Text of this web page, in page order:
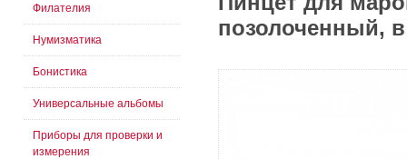
позолоченный,
Филателия
Нумизматика
Бонистика
Универсальные альбомы
Приборы для проверки и
измерения